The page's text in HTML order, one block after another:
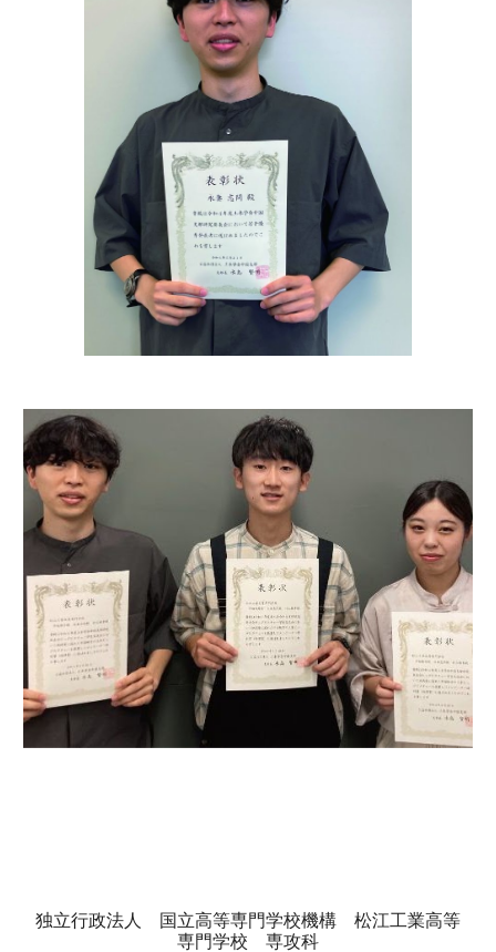
独立行政法人 国立高等専門学校機構 松江工業高等
専門学校 専攻科